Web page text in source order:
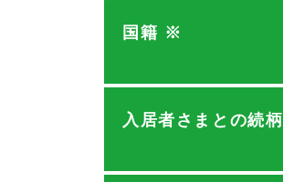
国籍 ※
入居者さまとの続柄